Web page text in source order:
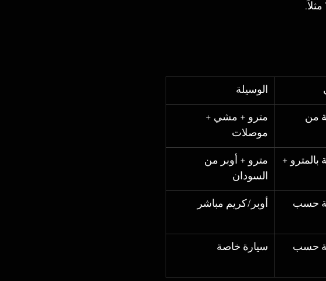
الوسيلة
مترو + مشي +
موصلات
من
مترو + أوبر من
السودان
بالمترو +
أوبر/كريم مباشر
حسب
سيارة خاصة
حسب